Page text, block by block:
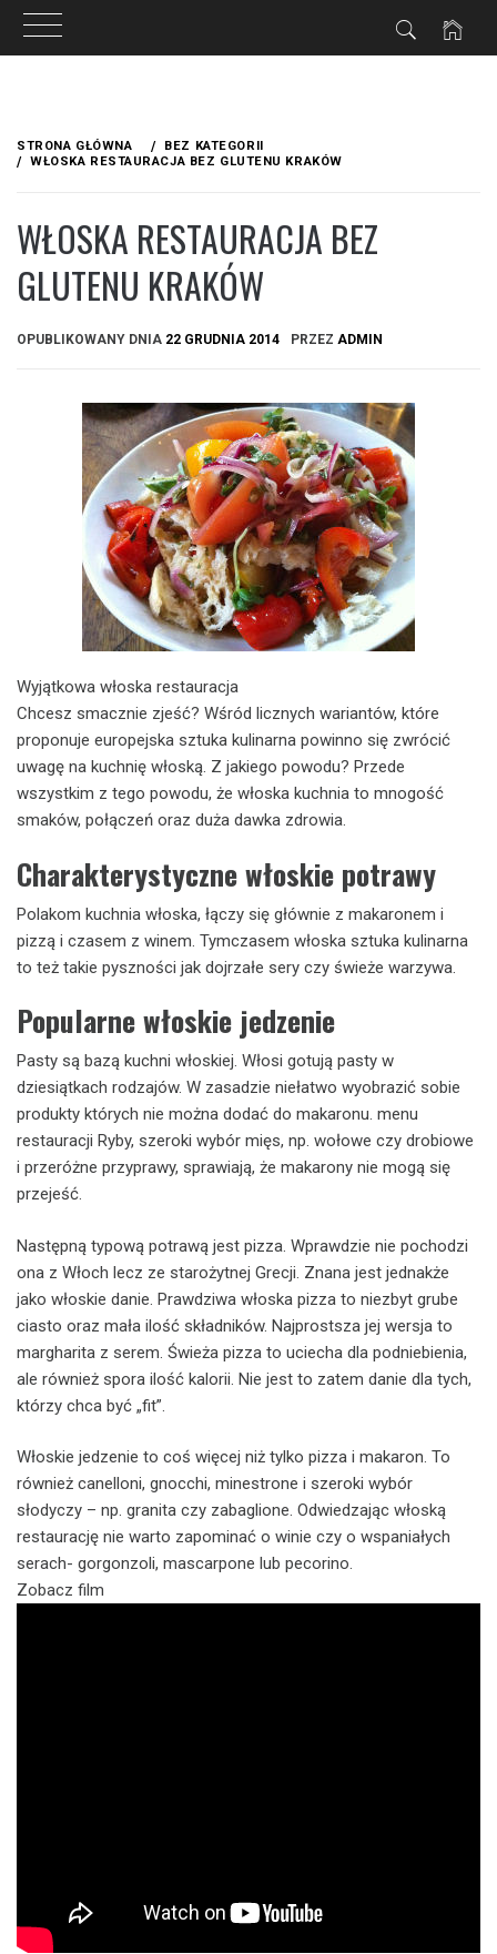
treści
STRONA GŁÓWNA
BEZ KATEGORII
WŁOSKA RESTAURACJA BEZ GLUTENU KRAKÓW
WŁOSKA RESTAURACJA BEZ
GLUTENU KRAKÓW
OPUBLIKOWANY DNIA 22 GRUDNIA 2014 PRZEZ ADMIN
Wyjątkowa włoska restauracja
Chcesz smacznie zjeść? Wśród licznych wariantów, które
proponuje europejska sztuka kulinarna powinno się zwrócić
uwagę na kuchnię włoską. Z jakiego powodu? Przede
wszystkim z tego powodu, że włoska kuchnia to mnogość
smaków, połączeń oraz duża dawka zdrowia.
Charakterystyczne włoskie potrawy
Polakom kuchnia włoska, łączy się głównie z makaronem i
pizzą i czasem z winem. Tymczasem włoska sztuka kulinarna
to też takie pyszności jak dojrzałe sery czy świeże warzywa.
Popularne włoskie jedzenie
Pasty są bazą kuchni włoskiej. Włosi gotują pasty w
dziesiątkach rodzajów. W zasadzie niełatwo wyobrazić sobie
produkty których nie można dodać do makaronu. menu
restauracji Ryby, szeroki wybór mięs, np. wołowe czy drobiowe
i przeróżne przyprawy, sprawiają, że makarony nie mogą się
przejeść.
Następną typową potrawą jest pizza. Wprawdzie nie pochodzi
ona z Włoch lecz ze starożytnej Grecji. Znana jest jednakże
jako włoskie danie. Prawdziwa włoska pizza to niezbyt grube
ciasto oraz mała ilość składników. Najprostsza jej wersja to
margharita z serem. Świeża pizza to uciecha dla podniebienia,
ale również spora ilość kalorii. Nie jest to zatem danie dla tych,
którzy chca być „fit”.
Włoskie jedzenie to coś więcej niż tylko pizza i makaron. To
również canelloni, gnocchi, minestrone i szeroki wybór
słodyczy – np. granita czy zabaglione. Odwiedzając włoską
restaurację nie warto zapominać o winie czy o wspaniałych
serach- gorgonzoli, mascarpone lub pecorino.
Zobacz film